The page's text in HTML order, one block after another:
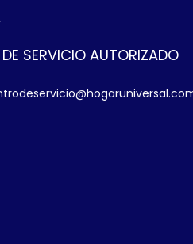
SERVICIO AUTORIZADO